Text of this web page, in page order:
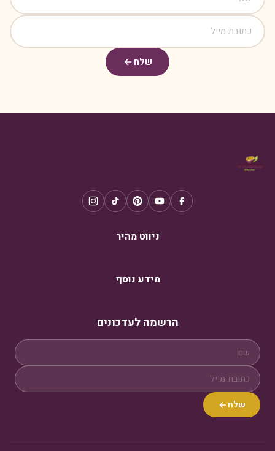
שלח
ניווט מהיר
מידע נוסף
הרשמה לעדכונים
שלח